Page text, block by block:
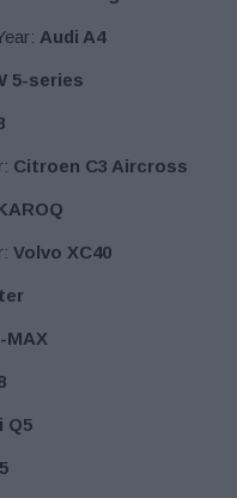
Audi A4
5-series
Citroen C3 Aircross
Volvo XC40
MAX
Q5